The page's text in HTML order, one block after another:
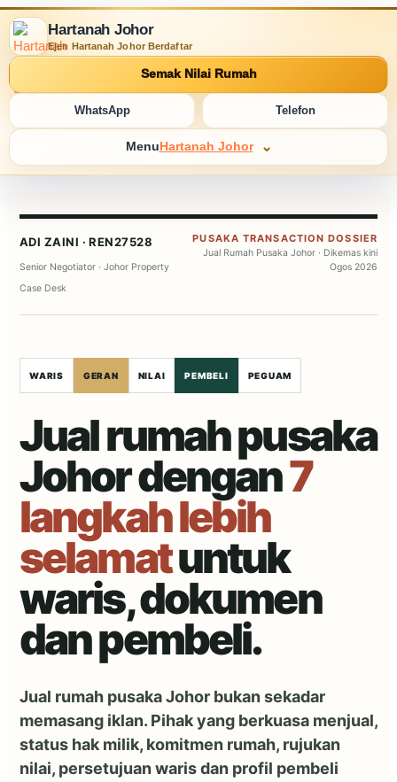
Hartanah Johor
Ejen Hartanah Johor Berdaftar
Semak Nilai Rumah
WhatsApp Telefon
Menu Hartanah Johor
ADI ZAINI · REN27528
Senior Negotiator · Johor Property
Case Desk
PUSAKA TRANSACTION DOSSIER
Jual Rumah Pusaka Johor · Dikemas kini
Ogos 2026
WARIS GERAN NILAI PEMBELI PEGUAM
Jual rumah pusaka
Johor dengan7
langkah lebih
selamatuntuk
waris, dokumen
dan pembeli.
Jual rumah pusaka Johor bukan sekadar
memasang iklan. Pihak yang berkuasa menjual,
status hak milik, komitmen rumah, rujukan
nilai, persetujuan waris dan profil pembeli